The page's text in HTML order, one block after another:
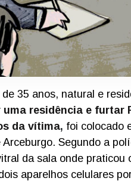
de 35 anos, natural e
residência e furtar
da vítima, foi colocado
Arceburgo. Segundo a
da sala onde
aparelhos celulares